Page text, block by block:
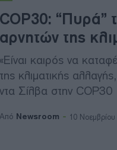
COP30: “Πυρά”
αρνητών της
«Είναι καιρός να
της κλιματικής
ντα Σίλβα στην COP30
Από Newsroom 10